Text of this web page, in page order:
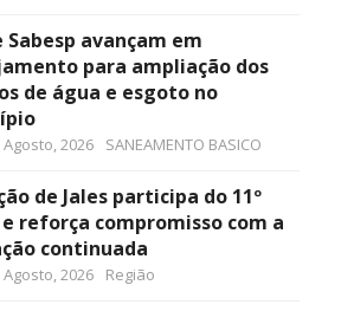
Sabesp avançam em
para ampliação dos
de água e esgoto no
Agosto, 2026 SANEAMENTO BASICO
de Jales participa do 11º
e reforça compromisso com a
continuada
Agosto, 2026 Região